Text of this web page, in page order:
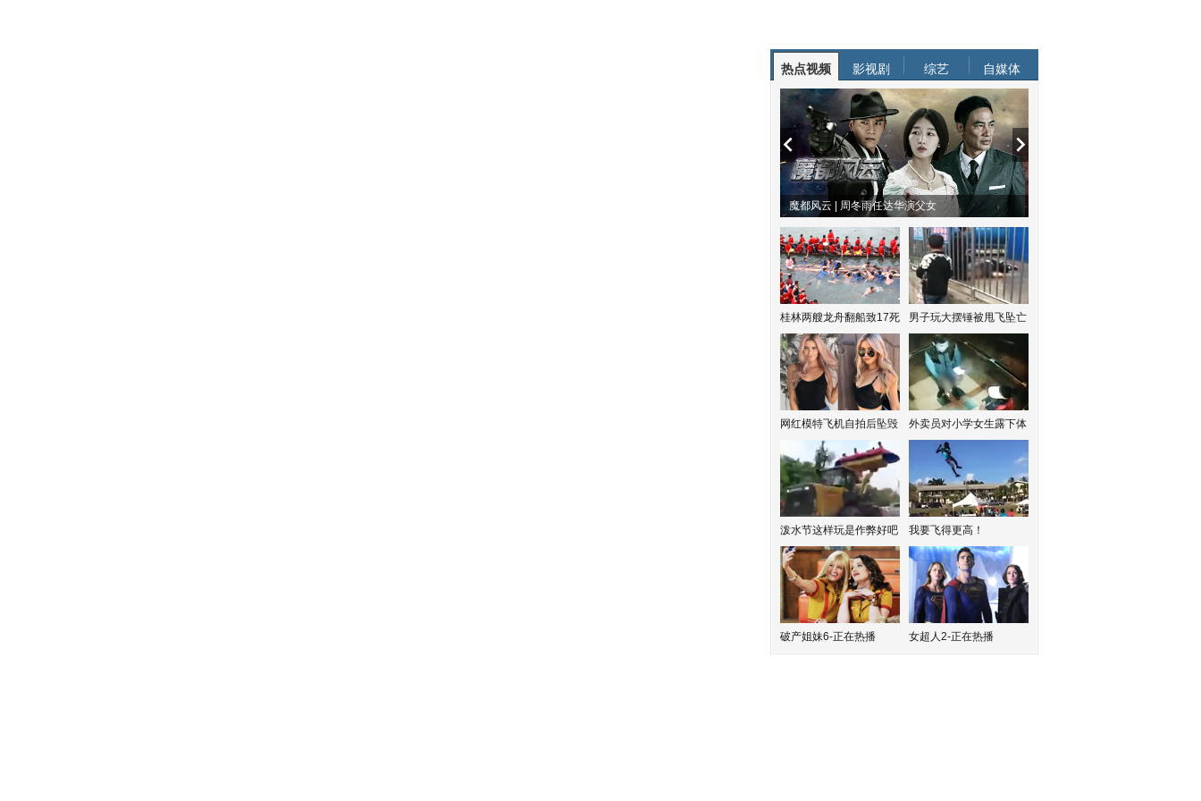
热点视频 影视剧 综艺 自媒体
魔都风云 | 周冬雨任达华演父女
桂林两艘龙舟翻船致17死 男子玩大摆锤被甩飞坠亡
网红模特飞机自拍后坠毁 外卖员对小学女生露下体
泼水节这样玩是作弊好吧 我要飞得更高！
破产姐妹6-正在热播 女超人2-正在热播